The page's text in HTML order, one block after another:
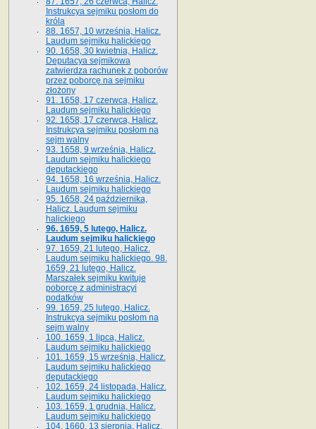
Instrukcya sejmiku posłom do
króla
88. 1657, 10 września, Halicz.
Laudum sejmiku halickiego
90. 1658, 30 kwietnia, Halicz.
Deputacya sejmikowa
zatwierdza rachunek z poborów
przez poborcę na sejmiku
złożony
91. 1658, 17 czerwca, Halicz.
Laudum sejmiku halickiego
92. 1658, 17 czerwca, Halicz.
Instrukcya sejmiku posłom na
sejm walny
93. 1658, 9 września, Halicz.
Laudum sejmiku halickiego
deputackiego
94. 1658, 16 września, Halicz.
Laudum sejmiku halickiego
95. 1658, 24 października,
Halicz. Laudum sejmiku
halickiego
96. 1659, 5 lutego, Halicz.
Laudum sejmiku halickiego
97. 1659, 21 lutego, Halicz.
Laudum sejmiku halickiego. 98.
1659, 21 lutego, Halicz.
Marszałek sejmiku kwituje
poborcę z administracyi
podatków
99. 1659, 25 lutego, Halicz.
Instrukcya sejmiku posłom na
sejm walny
100. 1659, 1 lipca, Halicz.
Laudum sejmiku halickiego
101. 1659, 15 września, Halicz.
Laudum sejmiku halickiego
deputackiego
102. 1659, 24 listopada, Halicz.
Laudum sejmiku halickiego
103. 1659, 1 grudnia, Halicz.
Laudum sejmiku halickiego
104. 1660, 13 sierpnia, Halicz.